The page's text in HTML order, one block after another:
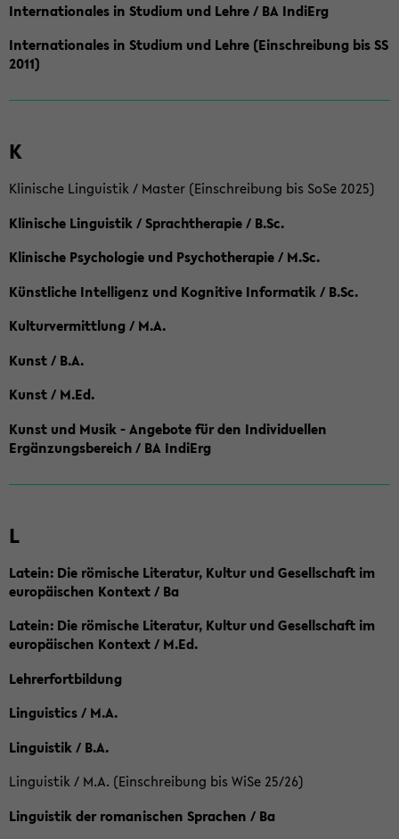
Internationales in Studium und Lehre / BA IndiErg
Internationales in Studium und Lehre (Einschreibung bis SS
2011)
K
Klinische Linguistik / Master (Einschreibung bis SoSe 2025)
Klinische Linguistik / Sprachtherapie / B.Sc.
Klinische Psychologie und Psychotherapie / M.Sc.
Künstliche Intelligenz und Kognitive Informatik / B.Sc.
Kulturvermittlung / M.A.
Kunst / B.A.
Kunst / M.Ed.
Kunst und Musik - Angebote für den Individuellen
Ergänzungsbereich / BA IndiErg
L
Latein: Die römische Literatur, Kultur und Gesellschaft im
europäischen Kontext / Ba
Latein: Die römische Literatur, Kultur und Gesellschaft im
europäischen Kontext / M.Ed.
Lehrerfortbildung
Linguistics / M.A.
Linguistik / B.A.
Linguistik / M.A. (Einschreibung bis WiSe 25/26)
Linguistik der romanischen Sprachen / Ba